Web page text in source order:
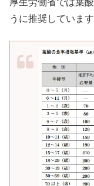
厚生労働省では葉
うに推奨しています